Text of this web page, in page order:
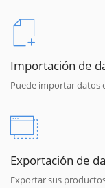
Importación de
Puede importar datos
Exportación de
Exportar sus